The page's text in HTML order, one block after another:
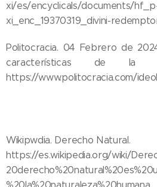
xi/es/encyclicals/documents/
xi_enc_19370319_divini-
Politocracia. 04 Febrero de
características de la
https://www.politocracia.com/
Wikipwdia. Derecho Natural.
https://es.wikipedia.org/wiki/